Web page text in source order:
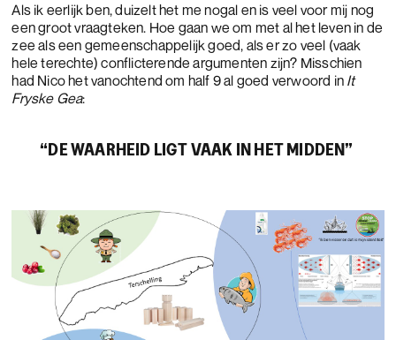
Als ik eerlijk ben, duizelt het me nogal en is veel voor mij nog
een groot vraagteken. Hoe gaan we om met al het leven in de
zee als een gemeenschappelijk goed, als er zo veel (vaak
hele terechte) conflicterende argumenten zijn? Misschien
had Nico het vanochtend om half 9 al goed verwoord in It
Fryske Gea:
“DE WAARHEID LIGT VAAK IN HET MIDDEN”